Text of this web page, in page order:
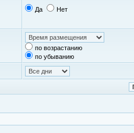
Да Нет
по возрастанию
по убыванию